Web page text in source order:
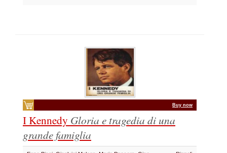
Buy now
I Kennedy Gloria e tragedia di una
grande famiglia